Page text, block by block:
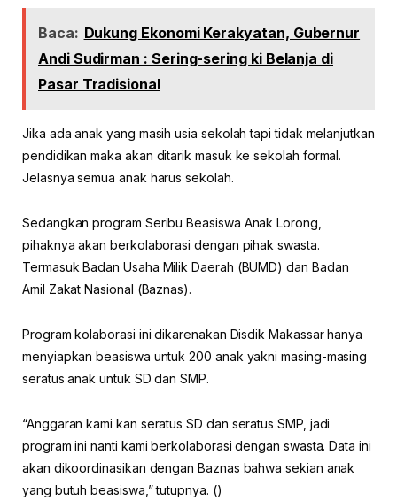
Baca: Dukung Ekonomi Kerakyatan, Gubernur
Andi Sudirman : Sering-sering ki Belanja di
Pasar Tradisional
Jika ada anak yang masih usia sekolah tapi tidak melanjutkan
pendidikan maka akan ditarik masuk ke sekolah formal.
Jelasnya semua anak harus sekolah.
Sedangkan program Seribu Beasiswa Anak Lorong,
pihaknya akan berkolaborasi dengan pihak swasta.
Termasuk Badan Usaha Milik Daerah (BUMD) dan Badan
Amil Zakat Nasional (Baznas).
Program kolaborasi ini dikarenakan Disdik Makassar hanya
menyiapkan beasiswa untuk 200 anak yakni masing-masing
seratus anak untuk SD dan SMP.
“Anggaran kami kan seratus SD dan seratus SMP, jadi
program ini nanti kami berkolaborasi dengan swasta. Data ini
akan dikoordinasikan dengan Baznas bahwa sekian anak
yang butuh beasiswa,” tutupnya. ()